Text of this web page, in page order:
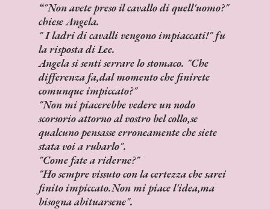
"Non avete preso il cavallo di quell'uomo?"
chiese Angela.
" I ladri di cavalli vengono impiaccati!" fu
la risposta di Lee.
Angela si senti serrare lo stomaco. "Che
differenza fa,dal momento che finirete
comunque impiccato?"
"Non mi piacerebbe vedere un nodo
scorsorio attorno al vostro bel collo,se
qualcuno pensasse erroneamente che siete
stata voi a rubarlo".
"Come fate a riderne?"
"Ho sempre vissuto con la certezza che sarei
finito impiccato.Non mi piace l'idea,ma
bisogna abituarsene".